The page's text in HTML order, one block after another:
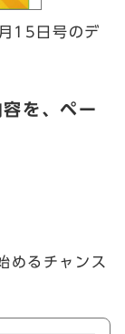
15日号のデ
を、ペー
めるチャンス